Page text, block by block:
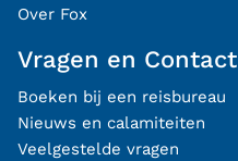
Over Fox
Vragen en Contact
Boeken bij een reisbureau
Nieuws en calamiteiten
Veelgestelde vragen